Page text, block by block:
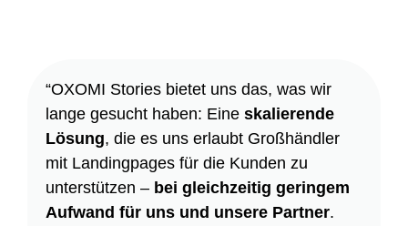
“OXOMI Stories bietet uns das, was wir
lange gesucht haben: Eine skalierende
Lösung, die es uns erlaubt Großhändler
mit Landingpages für die Kunden zu
unterstützen – bei gleichzeitig geringem
Aufwand für uns und unsere Partner.